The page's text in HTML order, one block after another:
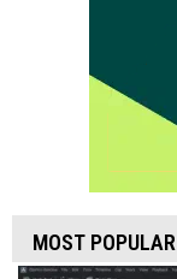
MOST POPULAR